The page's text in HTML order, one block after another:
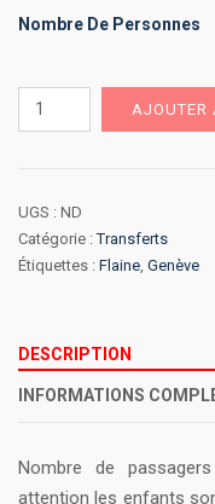
Nombre De Personnes
quantité
de
-
Flaine
AJOUTER
UGS : ND
Catégorie :Transferts
Étiquettes : Flaine Genève
DESCRIPTION
INFORMATIONS
Nombre de
attention les enfants